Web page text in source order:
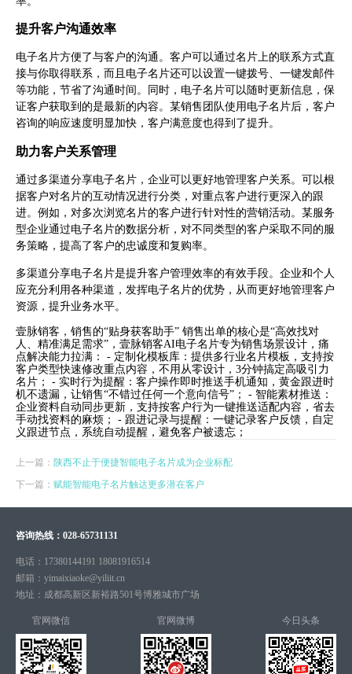
提升客户沟通效率
电子名片方便了与客户的沟通。客户可以通过名片上的联系方式直
接与你取得联系，而且电子名片还可以设置一键拨号、一键发邮件
等功能，节省了沟通时间。同时，电子名片可以随时更新信息，保
证客户获取到的是最新的内容。某销售团队使用电子名片后，客户
咨询的响应速度明显加快，客户满意度也得到了提升。
助力客户关系管理
通过多渠道分享电子名片，企业可以更好地管理客户关系。可以根
据客户对名片的互动情况进行分类，对重点客户进行更深入的跟
进。例如，对多次浏览名片的客户进行针对性的营销活动。某服务
型企业通过电子名片的数据分析，对不同类型的客户采取不同的服
务策略，提高了客户的忠诚度和复购率。
多渠道分享电子名片是提升客户管理效率的有效手段。企业和个人
应充分利用各种渠道，发挥电子名片的优势，从而更好地管理客户
资源，提升业务水平。
壹脉销客，销售的“贴身获客助手” 销售出单的核心是“高效找对
人、精准满足需求”，壹脉销客AI电子名片专为销售场景设计，痛
点解决能力拉满： - 定制化模板库：提供多行业名片模板，支持按
客户类型快速修改重点内容，不用从零设计，3分钟搞定高吸引力
名片； - 实时行为提醒：客户操作即时推送手机通知，黄金跟进时
机不遗漏，让销售“不错过任何一个意向信号”； - 智能素材推送：
企业资料自动同步更新，支持按客户行为一键推送适配内容，省去
手动找资料的麻烦； - 跟进记录与提醒：一键记录客户反馈，自定
义跟进节点，系统自动提醒，避免客户被遗忘；
上一篇： 陕西不止于便捷智能电子名片成为企业标配
下一篇： 赋能智能电子名片触达更多潜在客户
咨询热线： 028-65731131
电话： 17380144191 18081916514
邮箱： yimaixiaoke@yiliit.cn
地址： 成都高新区新裕路501号博雅城市广场
官网微信 官网微博 今日头条